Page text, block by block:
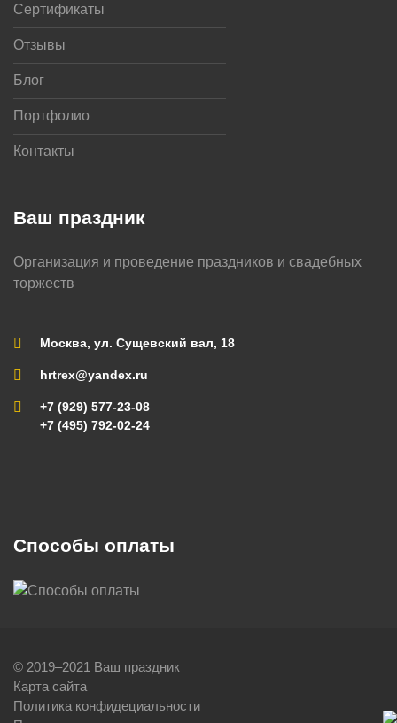
Ваш праздник
Организация и проведение праздников и свадебных
торжеств
Москва, ул. Сущевский вал, 18
hrtrex@yandex.ru
+7 (929) 577-23-08
+7 (495) 792-02-24
Сертификаты
Отзывы
Блог
Портфолио
Контакты
Способы оплаты
© 2019–2021 Ваш праздник
Карта сайта
Политика конфидециальности